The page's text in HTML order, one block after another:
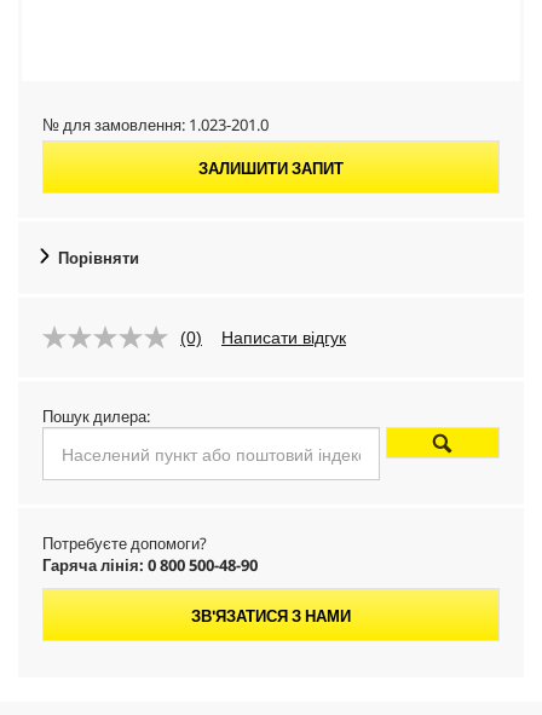
№ для замовлення: 1.023-201.0
ЗАЛИШИТИ ЗАПИТ
Порівняти
(0) Написати відгук
Пошук дилера:
Потребуєте допомоги?
Гаряча лінія: 0 800 500-48-90
ЗВ'ЯЗАТИСЯ З НАМИ